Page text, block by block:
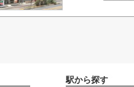
駅から探す